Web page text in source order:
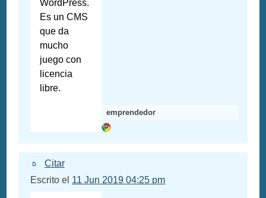
WordPress.
Es un CMS
que da
mucho
juego con
licencia
libre.
emprendedor
Citar
Escrito el 11 Jun 2019 04:25 pm